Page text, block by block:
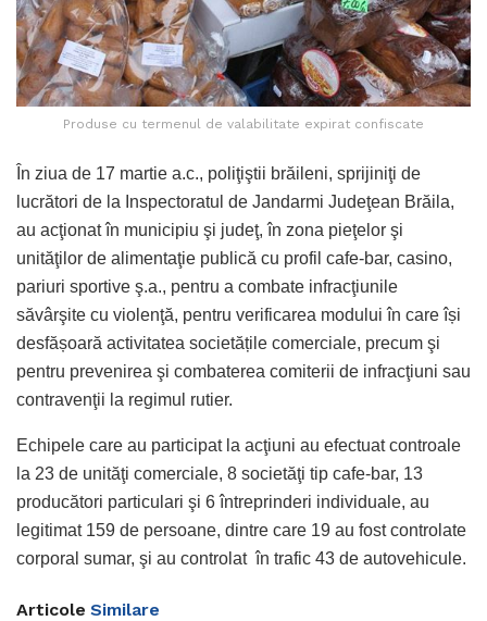
Produse cu termenul de valabilitate expirat confiscate
În ziua de 17 martie a.c., poliţiştii brăileni, sprijiniţi de
lucrători de la Inspectoratul de Jandarmi Judeţean Brăila,
au acţionat în municipiu şi judeţ, în zona pieţelor şi
unităţilor de alimentaţie publică cu profil cafe-bar, casino,
pariuri sportive ş.a., pentru a combate infracţiunile
săvârşite cu violenţă, pentru verificarea modului în care își
desfășoară activitatea societățile comerciale, precum şi
pentru prevenirea şi combaterea comiterii de infracţiuni sau
contravenţii la regimul rutier.
Echipele care au participat la acţiuni au efectuat controale
la 23 de unităţi comerciale, 8 societăţi tip cafe-bar, 13
producători particulari şi 6 întreprinderi individuale, au
legitimat 159 de persoane, dintre care 19 au fost controlate
corporal sumar, şi au controlat în trafic 43 de autovehicule.
Articole Similare